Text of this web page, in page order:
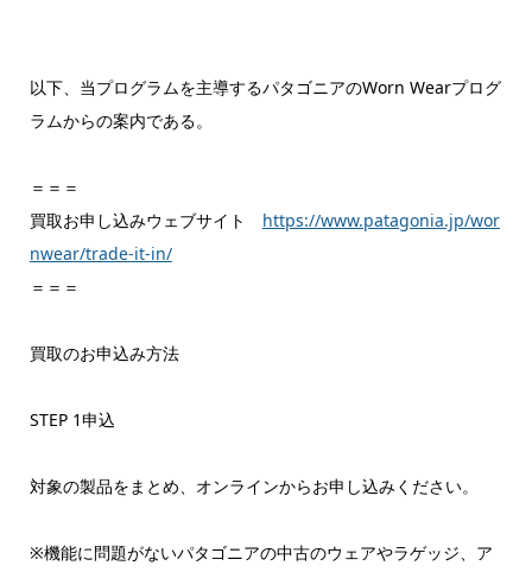
以下、当プログラムを主導するパタゴニアのWorn Wearプログ
ラムからの案内である。
＝＝＝
買取お申し込みウェブサイト https://www.patagonia.jp/wor
nwear/trade-it-in/
＝＝＝
買取のお申込み方法
STEP 1申込
対象の製品をまとめ、オンラインからお申し込みください。
※機能に問題がないパタゴニアの中古のウェアやラゲッジ、ア